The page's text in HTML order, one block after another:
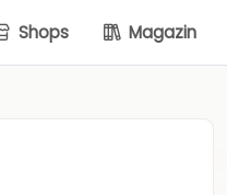
Shops Magazin